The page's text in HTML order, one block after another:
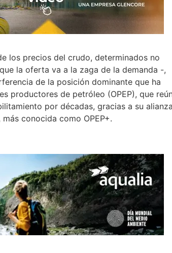
los precios del crudo, determinados no
la oferta va a la zaga de la demanda -,
de la posición dominante que ha
productores de petróleo (OPEP), que
por décadas, gracias a su
conocida como OPEP+.